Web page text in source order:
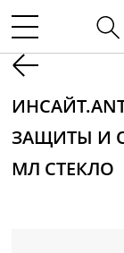
ЗАЩИТЫ И
МЛ СТЕКЛО